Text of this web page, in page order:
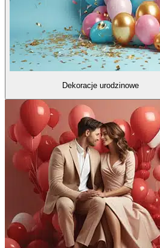
Dekoracje urodzinowe